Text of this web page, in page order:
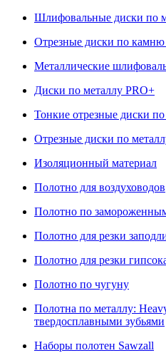
Шлифовальные диски по
Отрезные диски по
Металлические
Диски по металлу PRO+
Тонкие отрезные диски
Отрезные диски по
Изоляционный материал
Полотно для воздуховодов
Полотно по
Полотно для резки
Полотно для резки
Полотно по чугуну
Полотна по металлу:
твердосплавными зубьями
Наборы полотен Sawzall